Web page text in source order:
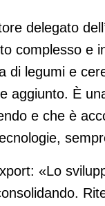
delegato
complesso e
di legumi e
aggiunto. È
e che è
«Lo